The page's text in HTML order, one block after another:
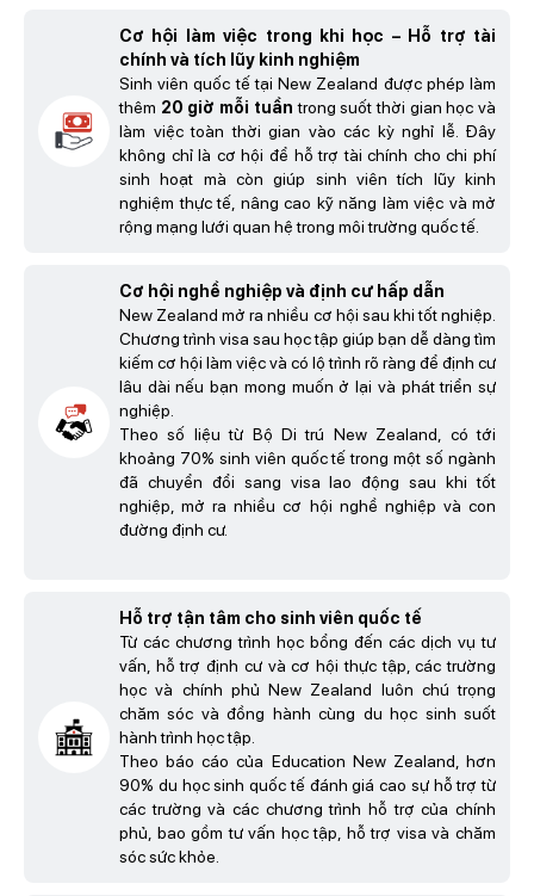
Cơ hội làm việc trong khi học – Hỗ trợ tài
chính và tích lũy kinh nghiệm
Sinh viên quốc tế tại New Zealand được phép làm
thêm 20 giờ mỗi tuần trong suốt thời gian học và
làm việc toàn thời gian vào các kỳ nghỉ lễ. Đây
không chỉ là cơ hội để hỗ trợ tài chính cho chi phí
sinh hoạt mà còn giúp sinh viên tích lũy kinh
nghiệm thực tế, nâng cao kỹ năng làm việc và mở
rộng mạng lưới quan hệ trong môi trường quốc tế.
Cơ hội nghề nghiệp và định cư hấp dẫn
New Zealand mở ra nhiều cơ hội sau khi tốt nghiệp.
Chương trình visa sau học tập giúp bạn dễ dàng tìm
kiếm cơ hội làm việc và có lộ trình rõ ràng để định cư
lâu dài nếu bạn mong muốn ở lại và phát triển sự
nghiệp.
Theo số liệu từ Bộ Di trú New Zealand, có tới
khoảng 70% sinh viên quốc tế trong một số ngành
đã chuyển đổi sang visa lao động sau khi tốt
nghiệp, mở ra nhiều cơ hội nghề nghiệp và con
đường định cư.
Hỗ trợ tận tâm cho sinh viên quốc tế
Từ các chương trình học bổng đến các dịch vụ tư
vấn, hỗ trợ định cư và cơ hội thực tập, các trường
học và chính phủ New Zealand luôn chú trọng
chăm sóc và đồng hành cùng du học sinh suốt
hành trình học tập.
Theo báo cáo của Education New Zealand, hơn
90% du học sinh quốc tế đánh giá cao sự hỗ trợ từ
các trường và các chương trình hỗ trợ của chính
phủ, bao gồm tư vấn học tập, hỗ trợ visa và chăm
sóc sức khỏe.